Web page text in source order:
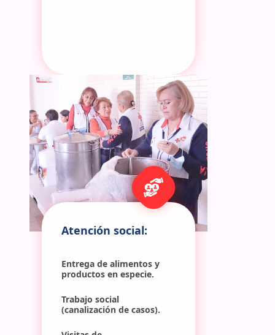
Atención social:
Entrega de alimentos y
productos en especie.
Trabajo social
(canalización de casos).